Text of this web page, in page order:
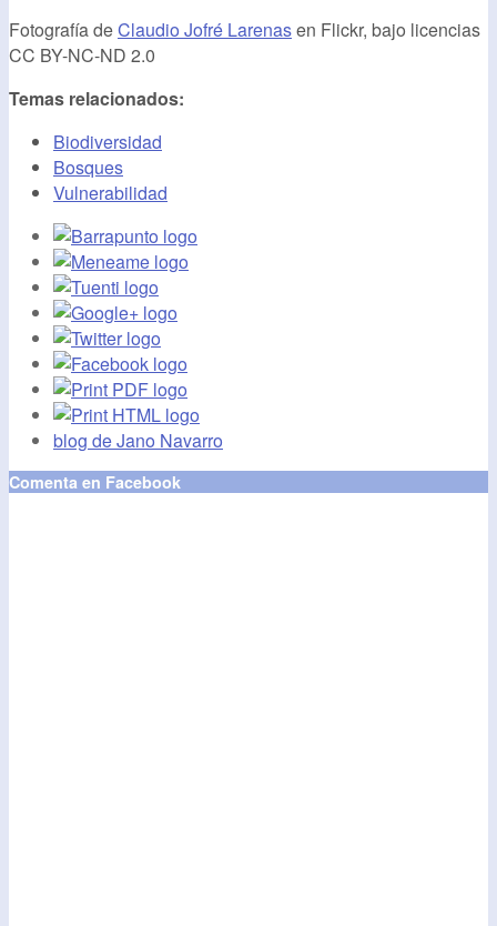
Fotografía deClaudio Jofré Larenasen Flickr, bajo licencias
CC BY-NC-ND 2.0
Temas relacionados:
Biodiversidad
Bosques
Vulnerabilidad
blog de Jano Navarro
Comenta en Facebook